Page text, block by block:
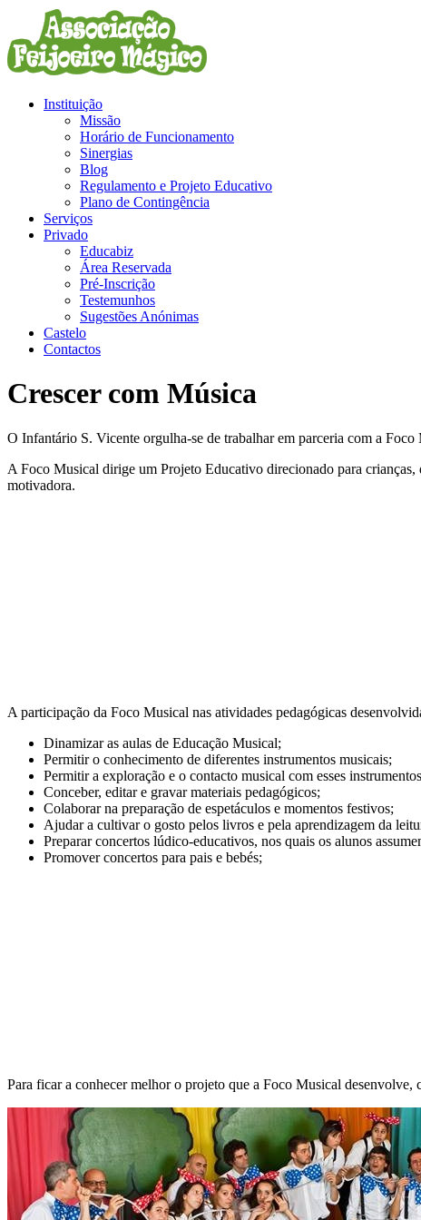
Instituição
Missão
Horário de Funcionamento
Sinergias
Blog
Regulamento e Projeto Educativo
Plano de Contingência
Serviços
Privado
Educabiz
Área Reservada
Pré-Inscrição
Testemunhos
Sugestões Anónimas
Castelo
Contactos
Crescer com Música
O Infantário S. Vicente orgulha-se de trabalhar em parceria com a
A Foco Musical dirige um Projeto Educativo direcionado para
motivadora.
A participação da Foco Musical nas atividades pedagógicas
Dinamizar as aulas de Educação Musical;
Permitir o conhecimento de diferentes instrumentos musicais;
Permitir a exploração e o contacto musical com esses
Conceber, editar e gravar materiais pedagógicos;
Colaborar na preparação de espetáculos e momentos festivos;
Ajudar a cultivar o gosto pelos livros e pela aprendizagem da
Preparar concertos lúdico-educativos, nos quais os alunos
Promover concertos para pais e bebés;
Para ficar a conhecer melhor o projeto que a Foco Musical desenvolve,